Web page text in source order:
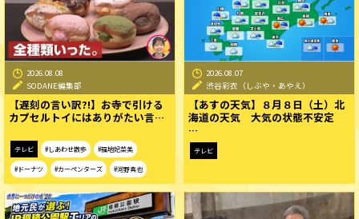
2026.08.08
SODANE編集部
【遅刻の言い訳?!】お寺で引ける
カプセルトイにはありがたい言…
テレビ #しあわせ散歩 #福地妃菜美
#ドーナツ #カーペンターズ #河野真也
2026.08.07
渋谷彩衣（しぶや・あやえ）
【あすの天気】８月８日（土）北
海道の天気 大気の状態不安定
…
テレビ